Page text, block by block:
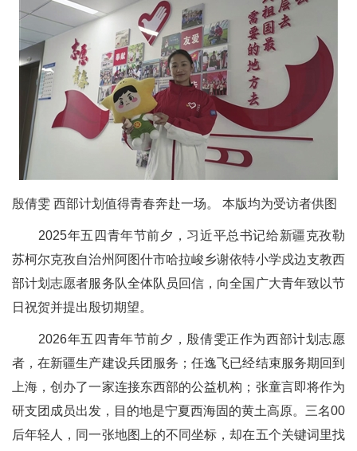
殷倩雯 西部计划值得青春奔赴一场。 本版均为受访者供图
2025年五四青年节前夕，习近平总书记给新疆克孜勒
苏柯尔克孜自治州阿图什市哈拉峻乡谢依特小学戍边支教西
部计划志愿者服务队全体队员回信，向全国广大青年致以节
日祝贺并提出殷切期望。
2026年五四青年节前夕，殷倩雯正作为西部计划志愿
者，在新疆生产建设兵团服务；任逸飞已经结束服务期回到
上海，创办了一家连接东西部的公益机构；张童言即将作为
研支团成员出发，目的地是宁夏西海固的黄土高原。三名00
后年轻人，同一张地图上的不同坐标，却在五个关键词里找